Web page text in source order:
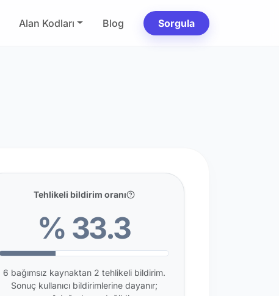
Alan Kodları Blog Sorgula
Tehlikeli bildirim oranı
% 33.3
6 bağımsız kaynaktan 2 tehlikeli bildirim.
Sonuç kullanıcı bildirimlerine dayanır;